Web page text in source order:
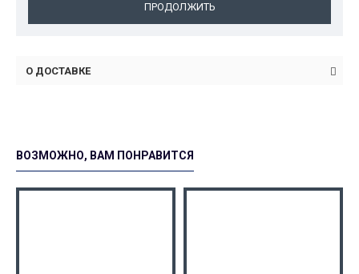
ПРОДОЛЖИТЬ
О ДОСТАВКЕ
ВОЗМОЖНО, ВАМ ПОНРАВИТСЯ